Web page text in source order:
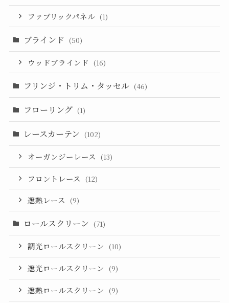
ファブリックパネル (1)
ブラインド (50)
ウッドブラインド (16)
フリンジ・トリム・タッセル (46)
フローリング (1)
レースカーテン (102)
オーガンジーレース (13)
フロントレース (12)
遮熱レース (9)
ロールスクリーン (71)
調光ロールスクリーン (10)
遮光ロールスクリーン (9)
遮熱ロールスクリーン (9)